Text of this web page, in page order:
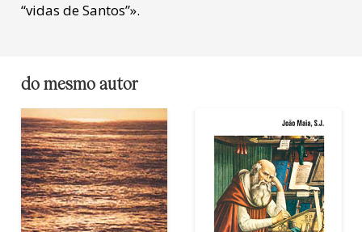
“vidas de Santos”».
do mesmo autor